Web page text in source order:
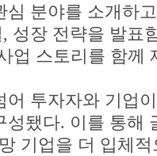
심 분야를 소개하
성장 전략을 발표
업 스토리를 함께
어 투자자와 기업
됐다. 이를 통해
기업을 더 입체